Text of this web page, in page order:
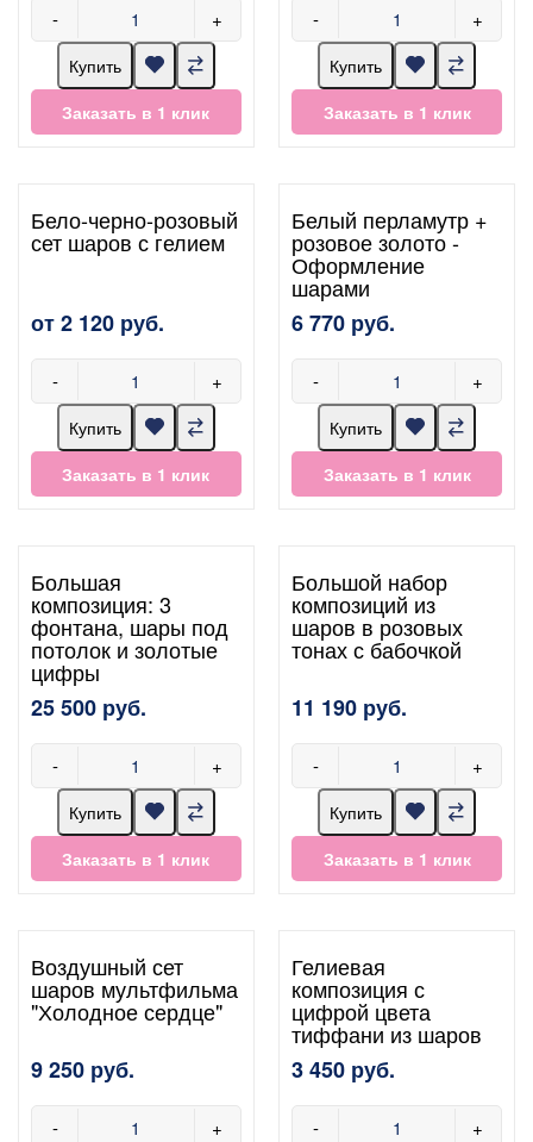
- +
Купить
Заказать в 1 клик
- +
Купить
Заказать в 1 клик
Бело-черно-розовый
сет шаров с гелием
от 2 120 руб.
- +
Купить
Заказать в 1 клик
Белый перламутр +
розовое золото -
Оформление
шарами
6 770 руб.
- +
Купить
Заказать в 1 клик
Большая
композиция: 3
фонтана, шары под
потолок и золотые
цифры
25 500 руб.
- +
Купить
Заказать в 1 клик
Большой набор
композиций из
шаров в розовых
тонах с бабочкой
11 190 руб.
- +
Купить
Заказать в 1 клик
Воздушный сет
шаров мультфильма
"Холодное сердце"
9 250 руб.
- +
Гелиевая
композиция с
цифрой цвета
тиффани из шаров
3 450 руб.
- +